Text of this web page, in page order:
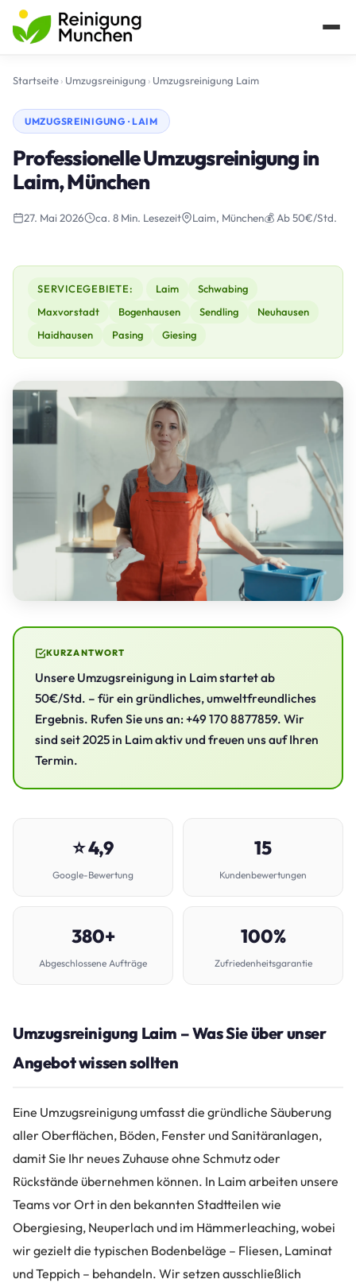
Startseite› Umzugsreinigung › Umzugsreinigung Laim
UMZUGSREINIGUNG · LAIM
Professionelle Umzugsreinigung in
Laim, München
27. Mai 2026 ca. 8 Min. Lesezeit Laim, München💰 Ab 50€/Std.
SERVICEGEBIETE: Laim
Schwabing
Maxvorstadt
Bogenhausen Sendling
Neuhausen
Haidhausen
Pasing Giesing
KURZANTWORT
Unsere Umzugsreinigung in Laim startet ab
50€/Std. – für ein gründliches, umweltfreundliches
Ergebnis. Rufen Sie uns an: +49 170 8877859. Wir
sind seit 2025 in Laim aktiv und freuen uns auf Ihren
Termin.
⭐ 4,9
Google-Bewertung
15
Kundenbewertungen
380+
Abgeschlossene Aufträge
100%
Zufriedenheitsgarantie
Umzugsreinigung Laim – Was Sie über unser
Angebot wissen sollten
Eine Umzugsreinigung umfasst die gründliche Säuberung
aller Oberflächen, Böden, Fenster und Sanitäranlagen,
damit Sie Ihr neues Zuhause ohne Schmutz oder
Rückstände übernehmen können. In Laim arbeiten unsere
Teams vor Ort in den bekannten Stadtteilen wie
Obergiesing, Neuperlach und im Hämmerleaching, wobei
wir gezielt die typischen Bodenbeläge – Fliesen, Laminat
und Teppich – behandeln. Wir setzen ausschließlich